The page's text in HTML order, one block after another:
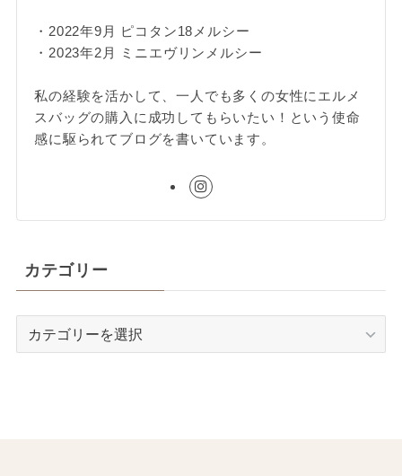
・2022年9月 ピコタン18メルシー
・2023年2月 ミニエヴリンメルシー
私の経験を活かして、一人でも多くの女性にエルメ
スバッグの購入に成功してもらいたい！という使命
感に駆られてブログを書いています。
カテゴリー